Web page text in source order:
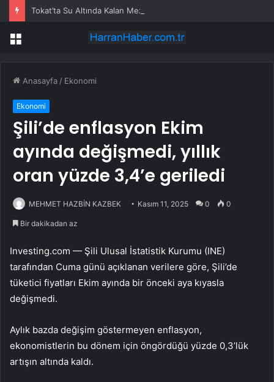
Tokat’ta Su Altında Kalan Mezarlık ve Araziler
Menü
Anasayfa / Ekonomi
Ekonomi
Şili’de enflasyon Ekim
ayında değişmedi, yıllık
oran yüzde 3,4’e geriledi
MEHMET HAZBİN KAZBEK Kasım 11, 2025 0 0
Bir dakikadan az
Investing.com — Şili Ulusal İstatistik Kurumu (INE)
tarafından Cuma günü açıklanan verilere göre, Şili’de
tüketici fiyatları Ekim ayında bir önceki aya kıyasla
değişmedi.
Aylık bazda değişim göstermeyen enflasyon,
ekonomistlerin bu dönem için öngördüğü yüzde 0,3’lük
artışın altında kaldı.